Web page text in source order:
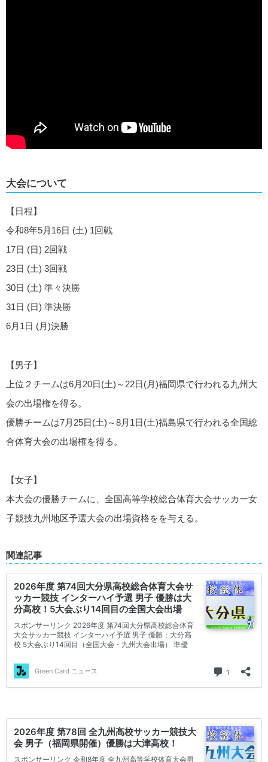
大会について
【日程】
令和8年5月16日 (土) 1回戦
17日 (日) 2回戦
23日 (土) 3回戦
30日 (土) 準々決勝
31日 (日) 準決勝
6月1日 (月)決勝
【男子】
上位２チームは6月20日(土)～22日(月)福岡県で行われる九州大
会の出場権を得る。
優勝チームは7月25日(土)～8月1日(土)福島県で行われる全国総
合体育大会の出場権を得る。
【女子】
本大会の優勝チームに、全国高等学校総合体育大会サッカー女
子競技九州地区予選大会の出場資格をを与える。
関連記事